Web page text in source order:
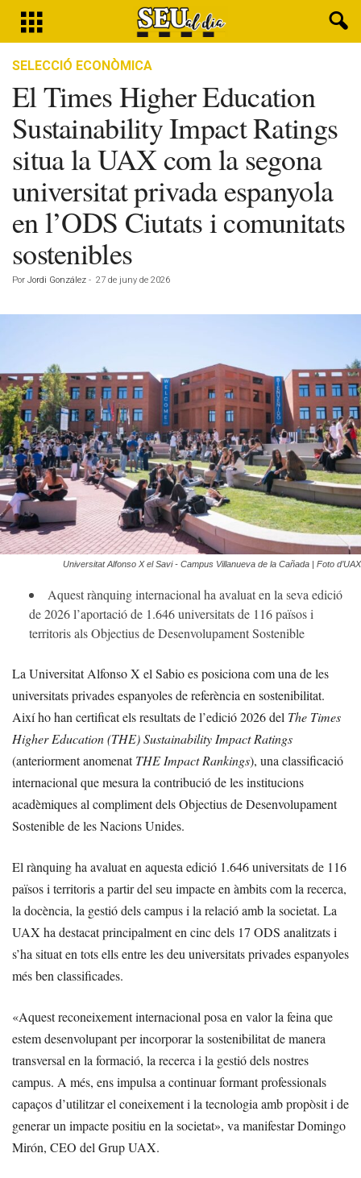
SELECCIÓ ECONÒMICA
El Times Higher Education
Sustainability Impact Ratings
situa la UAX com la segona
universitat privada espanyola
en l’ODS Ciutats i comunitats
sostenibles
Por Jordi González - 27 de juny de 2026
Universitat Alfonso X el Savi - Campus Villanueva de la Cañada | Foto d’UAX
Aquest rànquing internacional ha avaluat en la seva edició
de 2026 l’aportació de 1.646 universitats de 116 països i
territoris als Objectius de Desenvolupament Sostenible
La Universitat Alfonso X el Sabio es posiciona com una de les
universitats privades espanyoles de referència en sostenibilitat.
Així ho han certificat els resultats de l’edició 2026 del The Times
Higher Education (THE) Sustainability Impact Ratings
(anteriorment anomenatTHE Impact Rankings), una classificació
internacional que mesura la contribució de les institucions
acadèmiques al compliment dels Objectius de Desenvolupament
Sostenible de les Nacions Unides.
El rànquing ha avaluat en aquesta edició 1.646 universitats de 116
països i territoris a partir del seu impacte en àmbits com la recerca,
la docència, la gestió dels campus i la relació amb la societat. La
UAX ha destacat principalment en cinc dels 17 ODS analitzats i
s’ha situat en tots ells entre les deu universitats privades espanyoles
més ben classificades.
«Aquest reconeixement internacional posa en valor la feina que
estem desenvolupant per incorporar la sostenibilitat de manera
transversal en la formació, la recerca i la gestió dels nostres
campus. A més, ens impulsa a continuar formant professionals
capaços d’utilitzar el coneixement i la tecnologia amb propòsit i de
generar un impacte positiu en la societat», va manifestar Domingo
Mirón, CEO del Grup UAX.